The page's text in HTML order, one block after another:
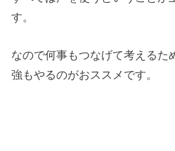
す。
なので何事もつなげて考えるた
強もやるのがおススメです。